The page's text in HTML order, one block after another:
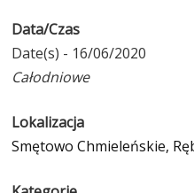
Data/Czas
Date(s) - 16/06/2020
Całodniowe
Lokalizacja
Smętowo Chmieleńskie,